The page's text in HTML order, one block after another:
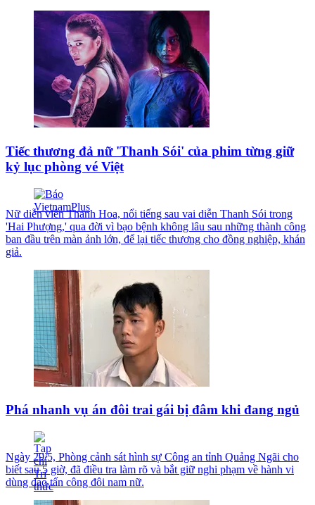
Tiếc thương đả nữ 'Thanh Sói' của phim từng giữ
kỷ lục phòng vé Việt
Nữ diễn viên Thanh Hoa, nổi tiếng sau vai diễn Thanh Sói trong
'Hai Phượng,' qua đời vì bạo bệnh không lâu sau những thành công
ban đầu trên màn ảnh lớn, để lại tiếc thương cho đồng nghiệp, khán
giả.
Phá nhanh vụ án đôi trai gái bị đâm khi đang ngủ
Ngày 29/5, Phòng cảnh sát hình sự Công an tỉnh Quảng Ngãi cho
biết sau 5 giờ, đã điều tra làm rõ và bắt giữ nghi phạm về hành vi
dùng dao tấn công đôi nam nữ.